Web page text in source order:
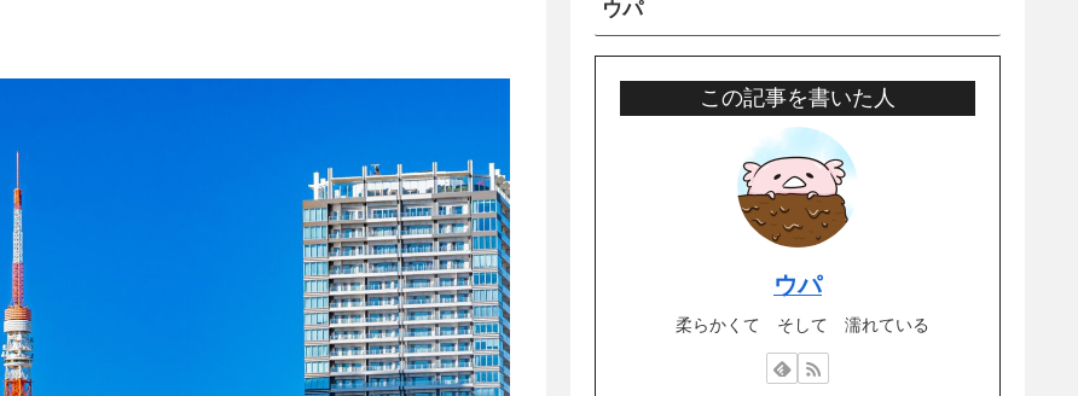
ウパ
この記事を書いた人
ウパ
柔らかくて そして 濡れている